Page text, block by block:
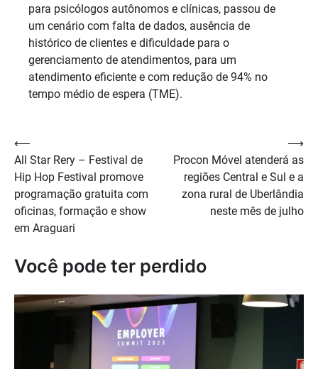
para psicólogos autônomos e clínicas, passou de
um cenário com falta de dados, ausência de
histórico de clientes e dificuldade para o
gerenciamento de atendimentos, para um
atendimento eficiente e com redução de 94% no
tempo médio de espera (TME).
Navegação
de
Post
⟵
All Star Rery – Festival de
Hip Hop Festival promove
programação gratuita com
oficinas, formação e show
em Araguari
Procon Móvel atenderá as
regiões Central e Sul e a
zona rural de Uberlândia
neste mês de julho
⟶
Você pode ter perdido